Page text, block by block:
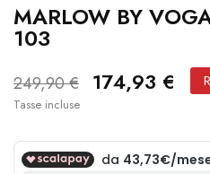
MARLOW BY
103
249,90 € 174,93 €
Tasse incluse